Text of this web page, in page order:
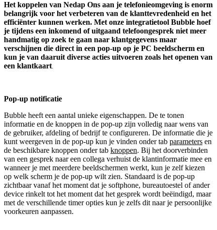
Het koppelen van Nedap Ons aan je telefonieomgeving is enorm
belangrijk voor het verbeteren van de klanttevredenheid en het
efficiënter kunnen werken. Met onze integratietool Bubble hoef
je tijdens een inkomend of uitgaand telefoongesprek niet meer
handmatig op zoek te gaan naar klantgegevens maar
verschijnen die direct in een pop-up op je PC beeldscherm en
kun je van daaruit diverse acties uitvoeren zoals het openen van
een klantkaart.
Pop-up notificatie
Bubble heeft een aantal unieke eigenschappen. De te tonen
informatie en de knoppen in de pop-up zijn volledig naar wens van
de gebruiker, afdeling of bedrijf te configureren. De informatie die je
kunt weergeven in de pop-up kun je vinden onder tab parameters en
de beschikbare knoppen onder tab knoppen. Bij het doorverbinden
van een gesprek naar een collega verhuist de klantinformatie mee en
wanneer je met meerdere beeldschermen werkt, kun je zelf kiezen
op welk scherm je de pop-up wilt zien. Standaard is de pop-up
zichtbaar vanaf het moment dat je softphone, bureautoestel of ander
device rinkelt tot het moment dat het gesprek wordt beëindigd, maar
met de verschillende timer opties kun je zelfs dit naar je persoonlijke
voorkeuren aanpassen.